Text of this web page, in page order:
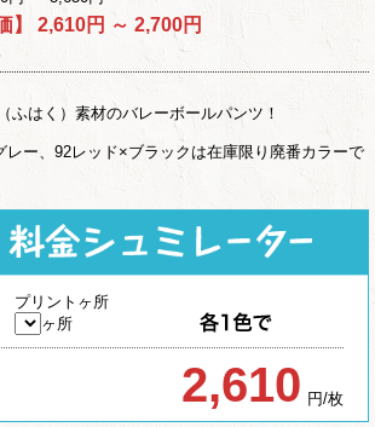
】 2,610円 ～ 2,700円
ふはく）素材のバレーボールパンツ！
ー、92レッド×ブラックは在庫限り廃番カラーで
プリントヶ所
ヶ所
2,610 円/枚